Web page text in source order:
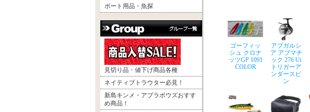
ボート用品・魚探
見切り品・値下げ商品各種
ネイティブトラウター必見！
新島キンメ・アブラボウズおすす
め商品！
ゴーフィッ
シュ クロナ
ッツGP 1091
COLOR
アブガルシ
ア アブマチ
ック 276 Ui
トリガーア
ンダースピ
ン